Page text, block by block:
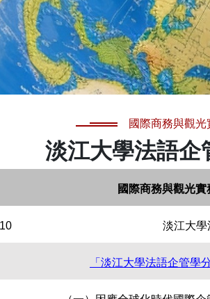
國際商務與觀光
淡江大學法語企
國際商務與觀光實
淡江大學
「淡江大學法語企管學